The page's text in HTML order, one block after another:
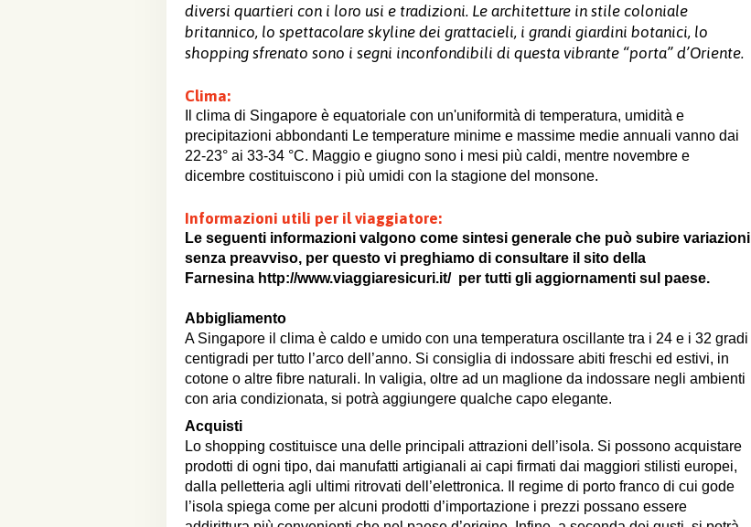
diversi quartieri con i loro usi e tradizioni. Le architetture in stile coloniale
britannico, lo spettacolare skyline dei grattacieli, i grandi giardini botanici, lo
shopping sfrenato sono i segni inconfondibili di questa vibrante “porta” d’Oriente.
Clima:
Il clima di Singapore è equatoriale con un'uniformità di temperatura, umidità e
precipitazioni abbondanti Le temperature minime e massime medie annuali vanno dai
22-23° ai 33-34 °C. Maggio e giugno sono i mesi più caldi, mentre novembre e
dicembre costituiscono i più umidi con la stagione del monsone.
Informazioni utili per il viaggiatore:
Le seguenti informazioni valgono come sintesi generale che può subire variazioni
senza preavviso, per questo vi preghiamo di consultare il sito della
Farnesina http://www.viaggiaresicuri.it/ per tutti gli aggiornamenti sul paese.
Abbigliamento
A Singapore il clima è caldo e umido con una temperatura oscillante tra i 24 e i 32 gradi
centigradi per tutto l’arco dell’anno. Si consiglia di indossare abiti freschi ed estivi, in
cotone o altre fibre naturali. In valigia, oltre ad un maglione da indossare negli ambienti
con aria condizionata, si potrà aggiungere qualche capo elegante.
Acquisti
Lo shopping costituisce una delle principali attrazioni dell’isola. Si possono acquistare
prodotti di ogni tipo, dai manufatti artigianali ai capi firmati dai maggiori stilisti europei,
dalla pelletteria agli ultimi ritrovati dell’elettronica. Il regime di porto franco di cui gode
l’isola spiega come per alcuni prodotti d’importazione i prezzi possano essere